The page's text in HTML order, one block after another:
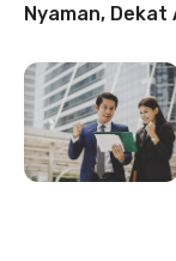
Nyaman, Dekat